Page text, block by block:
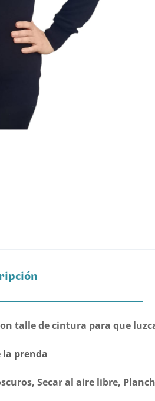
talle de cintura para que
la prenda
Secar al aire libre,